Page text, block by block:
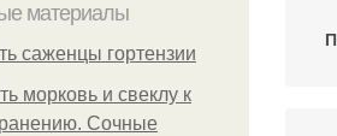
материалы
саженцы гортензии
морковь и свеклу к
Сочные